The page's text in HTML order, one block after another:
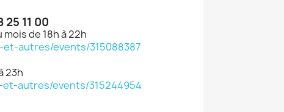
11 00
de 18h à 22h
autres/events/315088387
23h
autres/events/315244954
×